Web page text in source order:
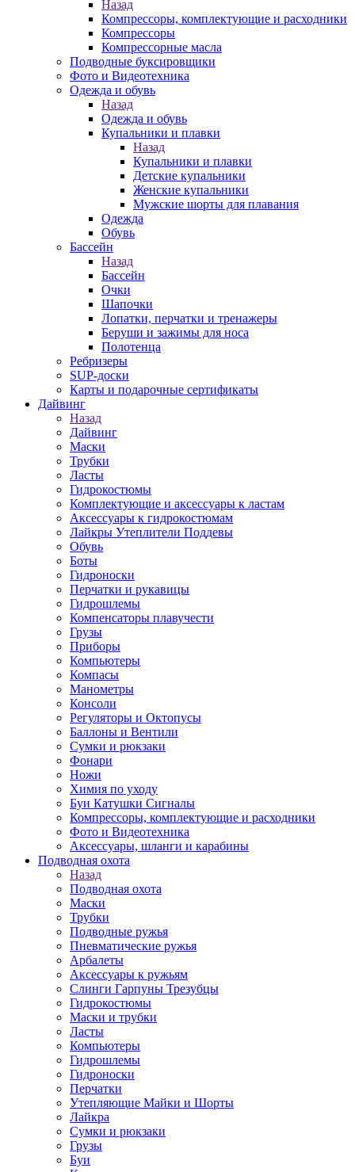
Назад
Компрессоры, комплектующие и расходники
Компрессоры
Компрессорные масла
Подводные буксировщики
Фото и Видеотехника
Одежда и обувь
Назад
Одежда и обувь
Купальники и плавки
Назад
Купальники и плавки
Детские купальники
Женские купальники
Мужские шорты для плавания
Одежда
Обувь
Бассейн
Назад
Бассейн
Очки
Шапочки
Лопатки, перчатки и тренажеры
Беруши и зажимы для носа
Полотенца
Ребризеры
SUP-доски
Карты и подарочные сертификаты
Дайвинг
Назад
Дайвинг
Маски
Трубки
Ласты
Гидрокостюмы
Комплектующие и аксессуары к ластам
Аксессуары к гидрокостюмам
Лайкры Утеплители Поддевы
Обувь
Боты
Гидроноски
Перчатки и рукавицы
Гидрошлемы
Компенсаторы плавучести
Грузы
Приборы
Компьютеры
Компасы
Манометры
Консоли
Регуляторы и Октопусы
Баллоны и Вентили
Сумки и рюкзаки
Фонари
Ножи
Химия по уходу
Буи Катушки Сигналы
Компрессоры, комплектующие и расходники
Фото и Видеотехника
Аксессуары, шланги и карабины
Подводная охота
Назад
Подводная охота
Маски
Трубки
Подводные ружья
Пневматические ружья
Арбалеты
Аксессуары к ружьям
Слинги Гарпуны Трезубцы
Гидрокостюмы
Маски и трубки
Ласты
Компьютеры
Гидрошлемы
Гидроноски
Перчатки
Утепляющие Майки и Шорты
Лайкра
Сумки и рюкзаки
Грузы
Буи